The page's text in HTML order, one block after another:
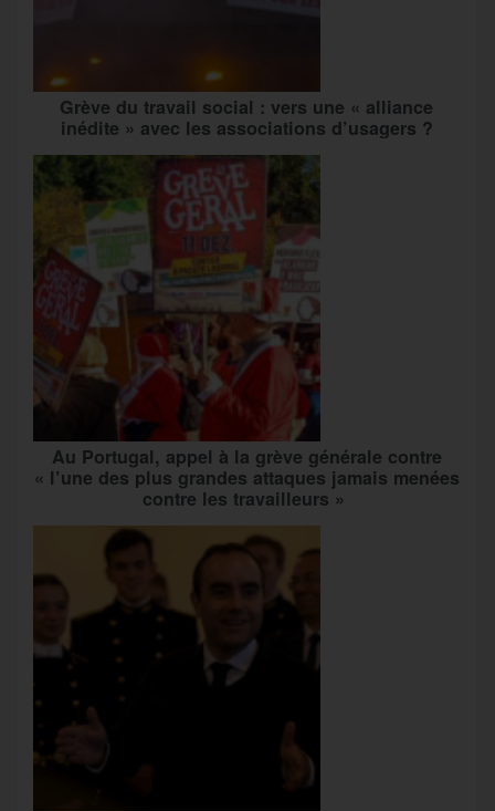
Grève du travail social : vers une « alliance
inédite » avec les associations d’usagers ?
Au Portugal, appel à la grève générale contre
« l’une des plus grandes attaques jamais menées
contre les travailleurs »